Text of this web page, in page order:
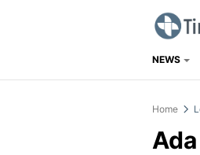
Media
NEWS
Home